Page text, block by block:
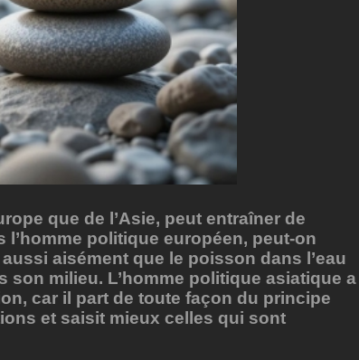
que de l’Asie, peut entraîner de
politique européen, peut-on
aisément que le poisson dans l’eau
son milieu. L’homme politique asiatique a
car il part de toute façon du principe
et saisit mieux celles qui sont